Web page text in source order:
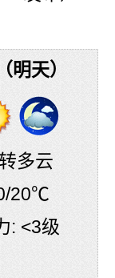
明天）
多云
/20℃
: <3级